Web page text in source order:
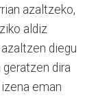
azaltzeko,
aldiz
diegu
dira
eman